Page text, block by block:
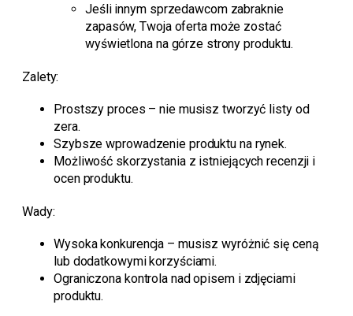
Jeśli innym sprzedawcom zabraknie
zapasów, Twoja oferta może zostać
wyświetlona na górze strony produktu.
Zalety:
Prostszy proces – nie musisz tworzyć listy od
zera.
Szybsze wprowadzenie produktu na rynek.
Możliwość skorzystania z istniejących recenzji i
ocen produktu.
Wady:
Wysoka konkurencja – musisz wyróżnić się ceną
lub dodatkowymi korzyściami.
Ograniczona kontrola nad opisem i zdjęciami
produktu.